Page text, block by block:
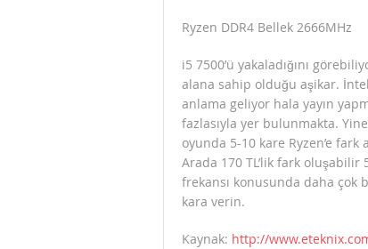
Ryzen DDR4 Bellek 2666MHz
i5 7500’ü yakaladığını
alana sahip olduğu aşikar.
anlama geliyor hala yayın
fazlasıyla yer bulunmakta.
oyunda 5-10 kare Ryzen’e fark
Arada 170 TL’lik fark oluşabilir
frekansı konusunda daha çok
kara verin.
Kaynak: http://